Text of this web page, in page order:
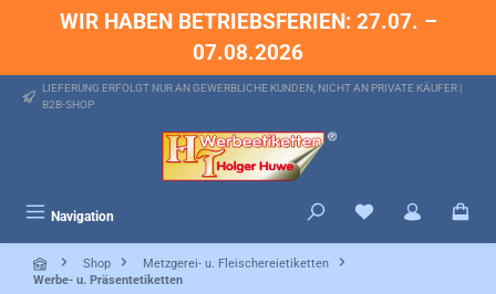
springenWIR HABEN BETRIEBSFERIEN: 27.07. –
07.08.2026
LIEFERUNG ERFOLGT NUR AN GEWERBLICHE KUNDEN, NICHT AN PRIVATE KÄUFER |
B2B-SHOP
Navigation Du hast 0 Produkte
Shop
Metzgerei- u. Fleischereietiketten
Werbe- u. Präsentetiketten